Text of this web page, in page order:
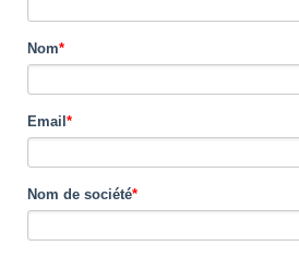
Nom*
Email *
Nom de société*